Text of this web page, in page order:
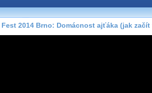
Záznamy na našem webu můžete pohodlně
přímo na stránce s využitím našehoHTML 5
Silverlightpřehrávače.
Fest 2014 Brno: Domácnost ajťáka (jak